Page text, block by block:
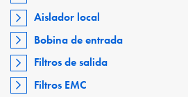
Aislador local
Bobina de entrada
Filtros de salida
Filtros EMC